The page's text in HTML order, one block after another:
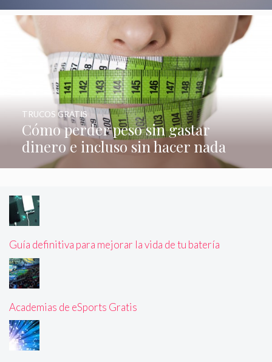
Cómo perder peso sin gastar
dinero e incluso sin hacer nada
TRUCOS GRATIS
Guía definitiva para mejorar la vida de tu batería
Academias de eSports Gratis